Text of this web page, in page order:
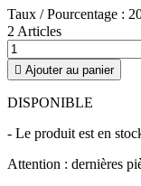
Taux / Pourcentage :
2 Articles
 Ajouter au panier
DISPONIBLE
- Le produit est en
Attention : dernières